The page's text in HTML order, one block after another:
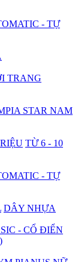
- TỰ
TRANG
STAR NAM
TỪ 6 - 10
- TỰ
DÂY NHỰA
- CỔ ĐIỂN